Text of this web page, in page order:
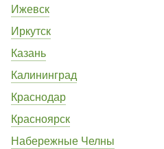
Ижевск
Иркутск
Казань
Калининград
Краснодар
Красноярск
Набережные Челны